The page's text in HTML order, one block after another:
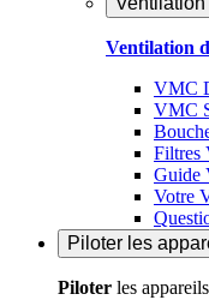
Ventilation
VMC
VMC
Filtres
Guide
Votre
Piloter les
Piloter les appareils